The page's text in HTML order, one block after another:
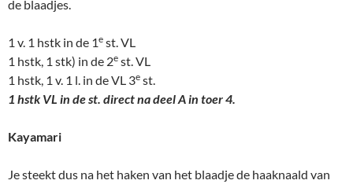
de blaadjes.
1 v. 1 hstk in de 1e st. VL
1 hstk, 1 stk) in de 2e st. VL
1 hstk, 1 v. 1 l. in de VL 3e st.
1 hstk VL in de st. direct na deel A in toer 4.
Kayamari
Je steekt dus na het haken van het blaadje de haaknaald van